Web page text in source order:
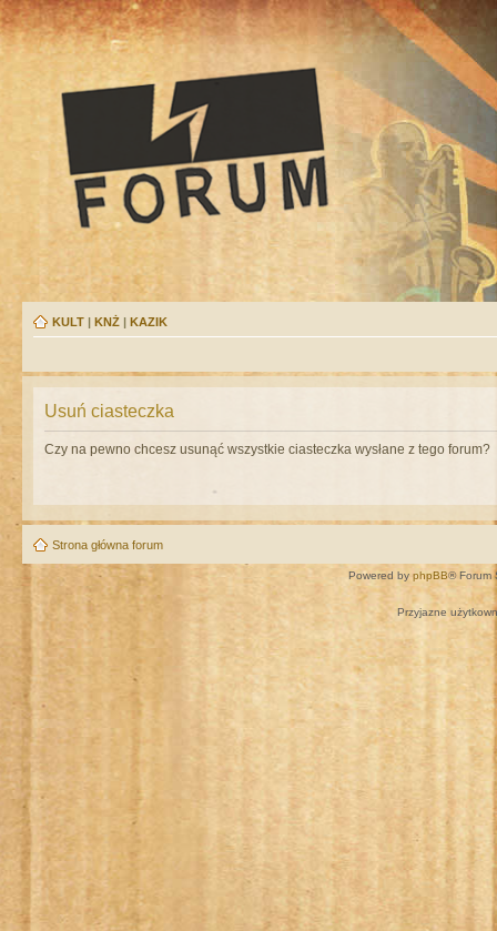
KULT | KNŻ | KAZIK
Usuń ciasteczka
Czy na pewno chcesz usunąć wszystkie ciasteczka wysłane z tego forum?
Strona główna forum
Powered by phpBB® Forum
Przyjazne